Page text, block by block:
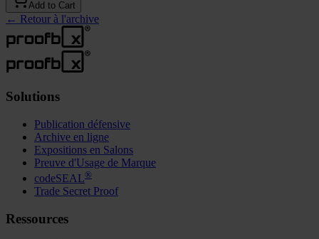
Add to Cart
← Retour à l'archive
Solutions
Publication défensive
Archive en ligne
Expositions en Salons
Preuve d'Usage de Marque
codeSEAL®
Trade Secret Proof
Ressources